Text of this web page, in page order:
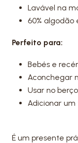
Lavável na
60% algodão
Perfeito para:
Bebés e
Aconchegar
Usar no
Adicionar
É um presente